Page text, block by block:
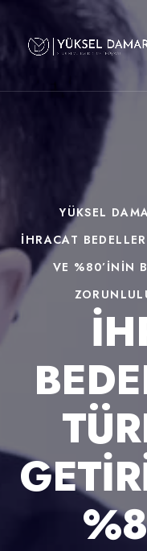
YÜKSEL
İHRACAT
VE %80’ININ